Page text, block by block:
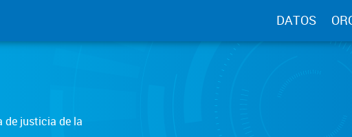
DATOS
de justicia de la